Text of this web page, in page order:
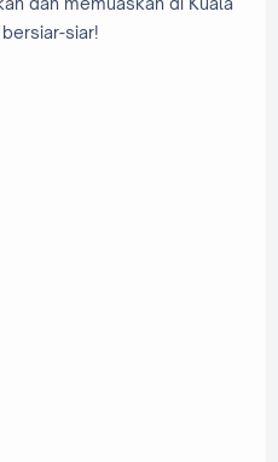
siar!